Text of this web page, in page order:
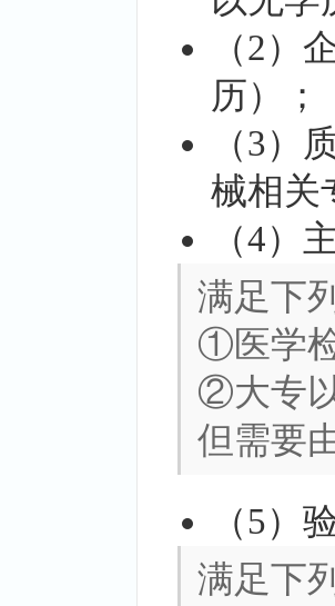
（2）
历）；
（3）
械相关
（4）
满足下
①医学
②大专
但需要
（5）
满足下